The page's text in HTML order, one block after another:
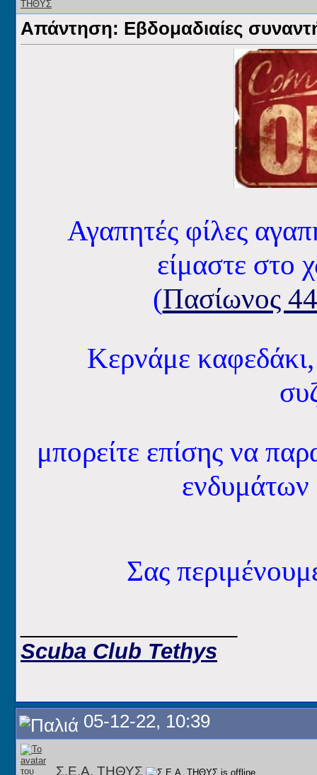
Απάντηση: Εβδομαδιαίες
Αγαπητές φίλες
είμαστε στο
(Πασίωνος
Κερνάμε
μπορείτε επίσης να
Σας
Scuba Club Tethys
05-12-22, 10:39
Σ.Ε.Α. ΤΗΘΥΣ